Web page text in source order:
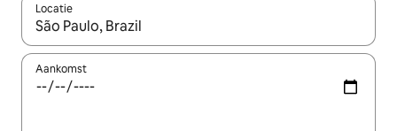
Locatie
Wanneer er suggesties beschikbaar zijn, maak je een keuze
Aankomst